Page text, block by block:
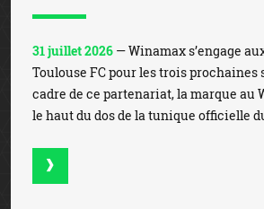
31 juillet 2026 — Winamax s’engage
Toulouse FC pour les trois prochaines
cadre de ce partenariat, la marque au
le haut du dos de la tunique officielle